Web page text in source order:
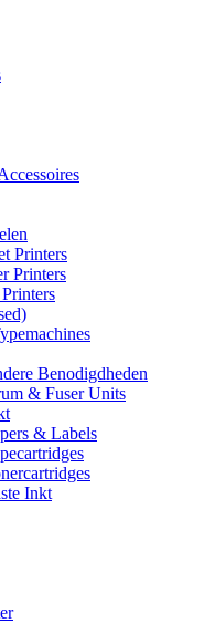
Printers
Printers
Benodigdheden
& Fuser Units
& Labels
Inkt